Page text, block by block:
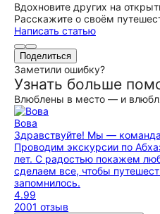
Вдохновите других на
Расскажите о своём
Написать статью
Поделиться
Заметили ошибку?
Узнать больше
Влюблены в место — и
Вова
Здравствуйте! Мы — команда
Проводим экскурсии по
лет. С радостью покажем
сделаем все, чтобы
запомнилось.
4.99
2001 отзыв